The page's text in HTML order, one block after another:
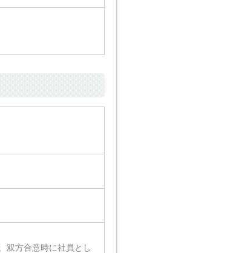
双方合意時に社員とし